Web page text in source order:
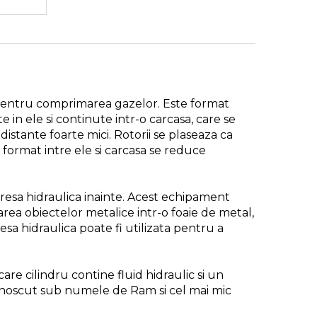
comprimarea gazelor. Este format
ele si continute intr-o carcasa, care se
foarte mici. Rotorii se plaseaza ca
intre ele si carcasa se reduce
hidraulica inainte. Acest echipament
obiectelor metalice intr-o foaie de metal,
hidraulica poate fi utilizata pentru a
cilindru contine fluid hidraulic si un
sub numele de Ram si cel mai mic